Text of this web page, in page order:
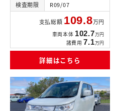
検査期限
R09/07
支払総額 109.8万円
車両本体 102.7万円
諸費用 7.1万円
詳細はこちら